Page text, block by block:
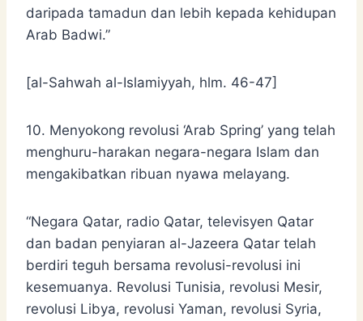
daripada tamadun dan lebih kepada kehidupan
Arab Badwi.”
[al-Sahwah al-Islamiyyah, hlm. 46-47]
10. Menyokong revolusi ‘Arab Spring’ yang telah
menghuru-harakan negara-negara Islam dan
mengakibatkan ribuan nyawa melayang.
“Negara Qatar, radio Qatar, televisyen Qatar
dan badan penyiaran al-Jazeera Qatar telah
berdiri teguh bersama revolusi-revolusi ini
kesemuanya. Revolusi Tunisia, revolusi Mesir,
revolusi Libya, revolusi Yaman, revolusi Syria,